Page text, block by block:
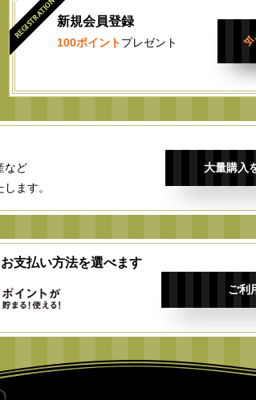
新規会員登録
100ポイントプレゼント
など
ます。
大量購入
支払い方法を選べます
ご利